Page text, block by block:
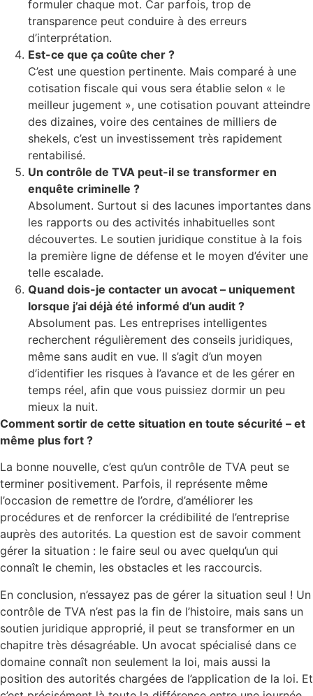
formuler chaque mot. Car parfois, trop de
transparence peut conduire à des erreurs
d’interprétation.
Est-ce que ça coûte cher ?
C’est une question pertinente. Mais comparé à une
cotisation fiscale qui vous sera établie selon « le
meilleur jugement », une cotisation pouvant atteindre
des dizaines, voire des centaines de milliers de
shekels, c’est un investissement très rapidement
rentabilisé.
Un contrôle de TVA peut-il se transformer en
enquête criminelle ?
Absolument. Surtout si des lacunes importantes dans
les rapports ou des activités inhabituelles sont
découvertes. Le soutien juridique constitue à la fois
la première ligne de défense et le moyen d’éviter une
telle escalade.
Quand dois-je contacter un avocat – uniquement
lorsque j’ai déjà été informé d’un audit ?
Absolument pas. Les entreprises intelligentes
recherchent régulièrement des conseils juridiques,
même sans audit en vue. Il s’agit d’un moyen
d’identifier les risques à l’avance et de les gérer en
temps réel, afin que vous puissiez dormir un peu
mieux la nuit.
Comment sortir de cette situation en toute sécurité – et
même plus fort ?
La bonne nouvelle, c’est qu’un contrôle de TVA peut se
terminer positivement. Parfois, il représente même
l’occasion de remettre de l’ordre, d’améliorer les
procédures et de renforcer la crédibilité de l’entreprise
auprès des autorités. La question est de savoir comment
gérer la situation : le faire seul ou avec quelqu’un qui
connaît le chemin, les obstacles et les raccourcis.
En conclusion, n’essayez pas de gérer la situation seul ! Un
contrôle de TVA n’est pas la fin de l’histoire, mais sans un
soutien juridique approprié, il peut se transformer en un
chapitre très désagréable. Un avocat spécialisé dans ce
domaine connaît non seulement la loi, mais aussi la
position des autorités chargées de l’application de la loi. Et